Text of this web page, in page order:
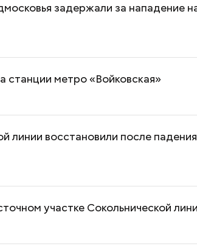
задержали за нападение
станции метро «Войковская»
линии восстановили после падения
участке Сокольнической